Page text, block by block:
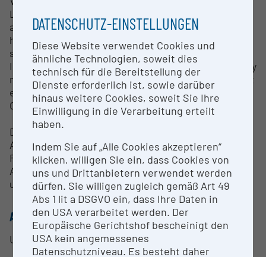
Lebendzellmikroskopie besteht. Die Facility verfügt
außerdem über die Voraussetzungen,
hochqualitative Biochips in kleinen Stückzahlen in
sehr schnellen Fertigungszyklen herzustellen.
Insbesondere besteht eine rapid prototyping facility
mit a) Präzisions 3D Drucker, b) Polymerfräse, c) Hot
embossing Anlage, d) Sputtering Anlage, e) Plasma
Cleaner und f) Spin coater.
Dieses Methodenspektrum erlaubt vielfältige
Applikationen in der Grundlagen- und angewandten
Forschung, beispielsweise der Alternsforschung,
Allergie oder Tumorforschung, Stressphysiologie
und Pflanzenbiologie.
ANSPRECHPERSON
Univ. - Prof. Dr. Fritz Aberger
DATENSCHUTZ-EINSTELLUNGEN
Diese Website verwendet Cookies und
ähnliche Technologien, soweit dies
technisch für die Bereitstellung der
Dienste erforderlich ist, sowie darüber
hinaus weitere Cookies, soweit Sie Ihre
Einwilligung in die Verarbeitung erteilt
haben.
Indem Sie auf „Alle Cookies akzeptieren“
klicken, willigen Sie ein, dass Cookies von
uns und Drittanbietern verwendet werden
dürfen. Sie willigen zugleich gemäß Art 49
Abs 1 lit a DSGVO ein, dass Ihre Daten in
den USA verarbeitet werden. Der
Europäische Gerichtshof bescheinigt den
USA kein angemessenes
Datenschutzniveau. Es besteht daher